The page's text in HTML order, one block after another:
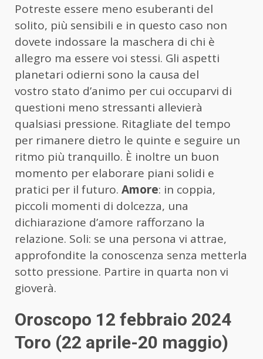
Potreste essere meno esuberanti del
solito, più sensibili e in questo caso non
dovete indossare la maschera di chi è
allegro ma essere voi stessi. Gli aspetti
planetari odierni sono la causa del
vostro stato d’animo per cui occuparvi di
questioni meno stressanti allevierà
qualsiasi pressione. Ritagliate del tempo
per rimanere dietro le quinte e seguire un
ritmo più tranquillo. È inoltre un buon
momento per elaborare piani solidi e
pratici per il futuro. Amore: in coppia,
piccoli momenti di dolcezza, una
dichiarazione d’amore rafforzano la
relazione. Soli: se una persona vi attrae,
approfondite la conoscenza senza metterla
sotto pressione. Partire in quarta non vi
gioverà.
Oroscopo 12 febbraio 2024
Toro (22 aprile-20 maggio)